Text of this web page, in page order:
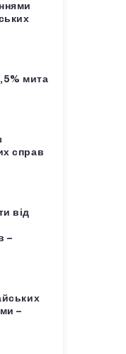
мита
справ
від
–
–